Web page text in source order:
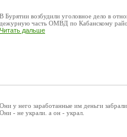
В Бурятии возбудили уголовное дело в
дежурную часть ОМВД по Кабанскому
Читать дальше
Они у него заработанные им деньги
Они - не украли. а он - украл.